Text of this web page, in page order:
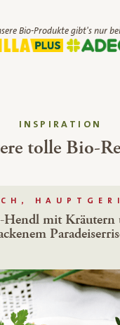
Bio-Produkte gibt's nur
INSPIRATION
tolle Bio-
Hendl mit Kräutern